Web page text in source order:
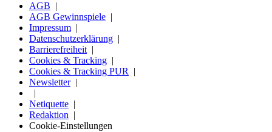
AGB
AGB Gewinnspiele
Impressum
Datenschutzerklärung
Barrierefreiheit
Cookies & Tracking
Cookies & Tracking PUR
Newsletter
Netiquette
Redaktion
Cookie-Einstellungen